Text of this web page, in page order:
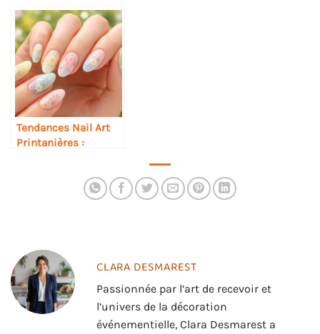
printemps avec
élégance
Tendances Nail Art
Printanières :
Fraîches et des
Motifs Éclatants
CLARA DESMAREST
Passionnée par l’art de recevoir et
l’univers de la décoration
événementielle, Clara Desmarest a